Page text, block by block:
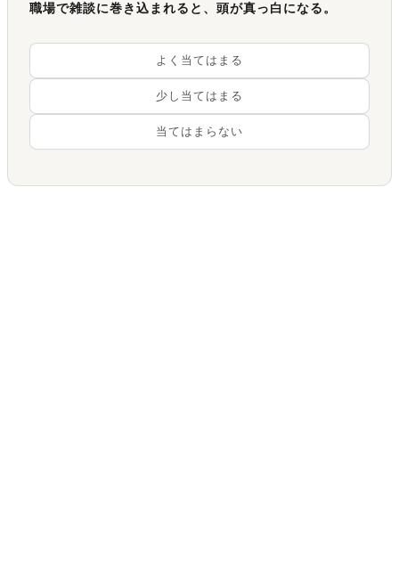
職場で雑談に巻き込まれると、頭が真っ白になる。
よく当てはまる
少し当てはまる
当てはまらない